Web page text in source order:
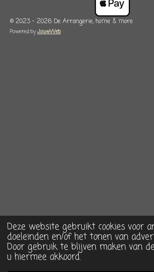
Deze website gebruikt cookies voor
doeleinden en/of het tonen van
Door gebruik te blijven maken van
u hiermee akkoord.
© 2023 - 2026 De Arrangerie, home & more
Powered byJouwWeb